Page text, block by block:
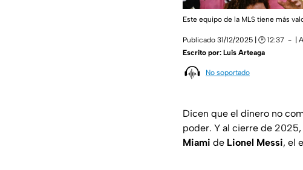
Este equipo de la MLS tiene más
Publicado 31/12/2025 | 🕑 12:37 |
Escrito por: Luis Arteaga
No soportado
Dicen que el dinero no
poder. Y al cierre de
Miami de Lionel Messi, el